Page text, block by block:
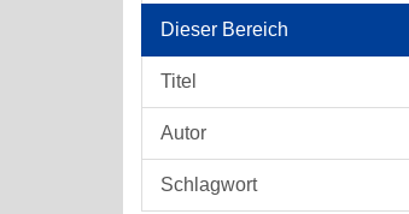
Dieser Bereich
Titel
Autor
Schlagwort